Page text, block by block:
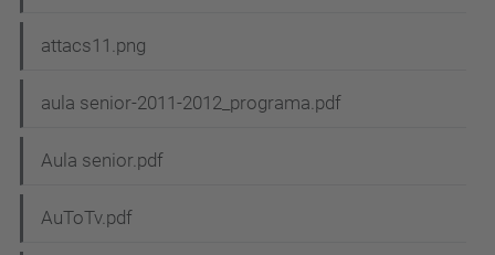
attacs11.png
aula senior-2011-2012_programa.pdf
Aula senior.pdf
AuToTv.pdf